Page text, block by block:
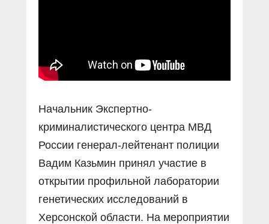
Начальник Экспертно-
криминалистического центра МВД
России генерал-лейтенант полиции
Вадим Казьмин принял участие в
открытии профильной лаборатории
генетических исследований в
Херсонской области. На мероприятии